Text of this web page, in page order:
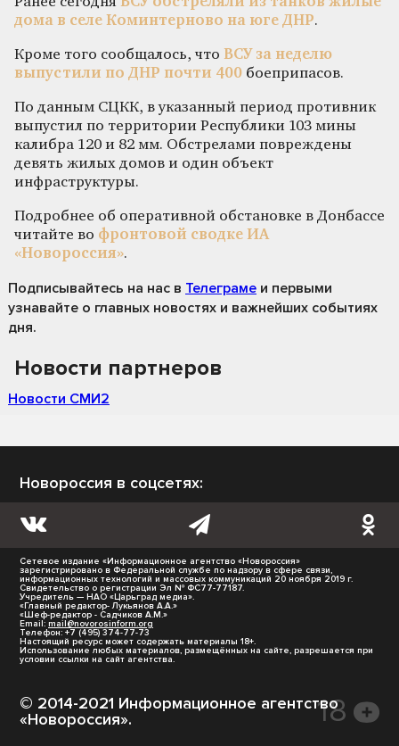
дома в селе Коминтерново на юге ДНР.
Кроме того сообщалось, что ВСУ за неделю
выпустили по ДНР почти 400 боеприпасов.
По данным СЦКК, в указанный период противник
выпустил по территории Республики 103 мины
калибра 120 и 82 мм. Обстрелами повреждены
девять жилых домов и один объект
инфраструктуры.
Подробнее об оперативной обстановке в Донбассе
читайте во фронтовой сводке ИА
«Новороссия».
Подписывайтесь на нас в Телеграме и первыми
узнавайте о главных новостях и важнейших событиях
дня.
Новости партнеров
Новости СМИ2
Новороссия в соцсетях:
Сетевое издание «Информационное агентство «Новороссия»
зарегистрировано в Федеральной службе по надзору в сфере связи,
информационных технологий и массовых коммуникаций 20 ноября 2019 г.
Свидетельство о регистрации Эл № ФС77-77187.
Учредитель — НАО «Царьград медиа».
«Главный редактор- Лукьянов А.А.»
«Шеф-редактор - Садчиков А.М.»
Email: mail@novorosinform.org
Телефон: +7 (495) 374-77-73
Настоящий ресурс может содержать материалы 18+.
Использование любых материалов, размещённых на сайте, разрешается при
условии ссылки на сайт агентства.
© 2014-2021 Информационное агентство
«Новороссия».